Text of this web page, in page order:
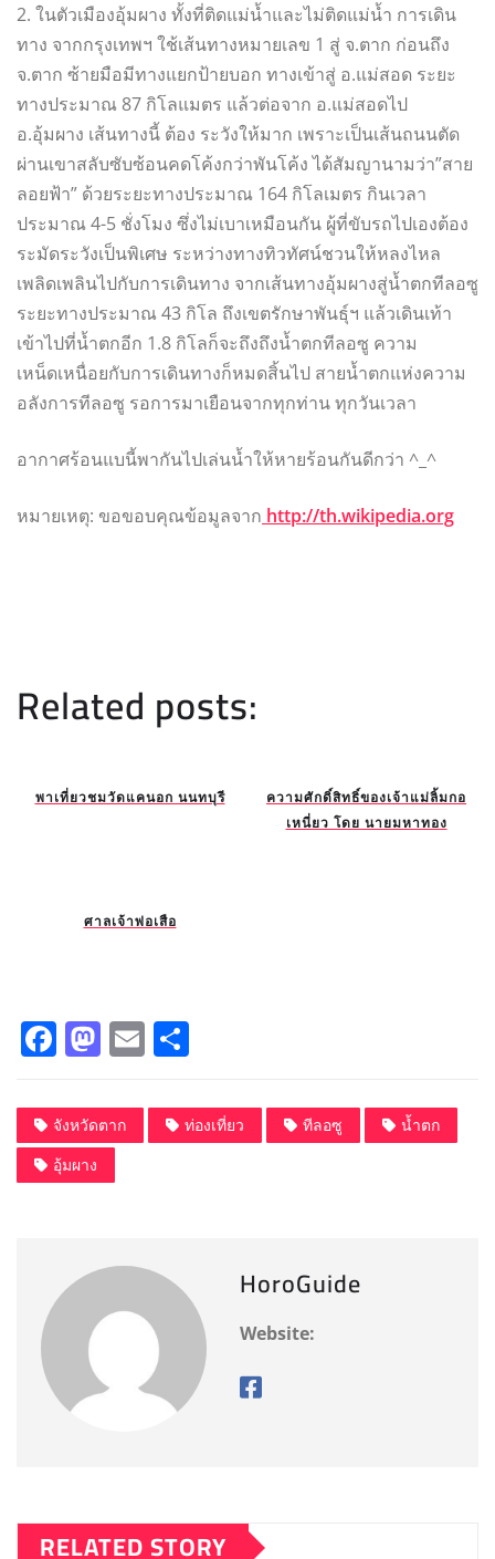
2. ในตัวเมืองอุ้มผาง ทั้งที่ติดแม่น้ำและไม่ติดแม่น้ำ การเดิน
ทาง จากกรุงเทพฯ ใช้เส้นทางหมายเลข 1 สู่ จ.ตาก ก่อนถึง
จ.ตาก ซ้ายมือมีทางแยกป้ายบอก ทางเข้าสู่ อ.แม่สอด ระยะ
ทางประมาณ 87 กิโลแมตร แล้วต่อจาก อ.แม่สอดไป
อ.อุ้มผาง เส้นทางนี้ ต้อง ระวังให้มาก เพราะเป็นเส้นถนนตัด
ผ่านเขาสลับซับซ้อนคดโค้งกว่าพันโค้ง ได้สัมญานามว่า”สาย
ลอยฟ้า” ด้วยระยะทางประมาณ 164 กิโลเมตร กินเวลา
ประมาณ 4-5 ชั่งโมง ซึ่งไม่เบาเหมือนกัน ผู้ที่ขับรถไปเองต้อง
ระมัดระวังเป็นพิเศษ ระหว่างทางทิวทัศน์ชวนให้หลงไหล
เพลิดเพลินไปกับการเดินทาง จากเส้นทางอุ้มผางสู่น้ำตกทีลอซู
ระยะทางประมาณ 43 กิโล ถึงเขตรักษาพันธุ์ฯ แล้วเดินเท้า
เข้าไปที่น้ำตกอีก 1.8 กิโลก็จะถึงถึงน้ำตกทีลอซู ความ
เหน็ดเหนื่อยกับการเดินทางก็หมดสิ้นไป สายน้ำตกแห่งความ
อลังการทีลอซู รอการมาเยือนจากทุกท่าน ทุกวันเวลา
อากาศร้อนแบนี้พากันไปเล่นน้ำให้หายร้อนกันดีกว่า ^_^
หมายเหตุ: ขอขอบคุณข้อมูลจาก http://th.wikipedia.org
Related posts:
พาเที่ยวชมวัดแคนอก นนทบุรี
ความศักดิ์สิทธิ์ของเจ้าแม่ลิ้มกอ
เหนี่ยว โดย นายมหาทอง
ศาลเจ้าพ่อเสือ
F
c
e
b
k
M
st
o
d
E
ai
l
a
re
จังหวัดตาก ท่องเที่ยว ทีลอซู
น้ำตก
อุ้มผาง
HoroGuide
Website:
RELATED STORY